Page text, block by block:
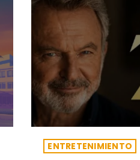
ENTRETENIMIENTO